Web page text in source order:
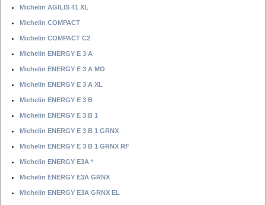
Michelin AGILIS 41 XL
Michelin COMPACT
Michelin COMPACT C2
Michelin ENERGY E 3 A
Michelin ENERGY E 3 A MO
Michelin ENERGY E 3 A XL
Michelin ENERGY E 3 B
Michelin ENERGY E 3 B 1
Michelin ENERGY E 3 B 1 GRNX
Michelin ENERGY E 3 B 1 GRNX RF
Michelin ENERGY E3A *
Michelin ENERGY E3A GRNX
Michelin ENERGY E3A GRNX EL